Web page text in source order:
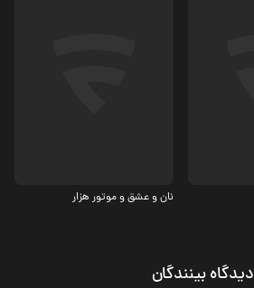
نان و عشق و موتور هزار
دیدگاه بینندگان